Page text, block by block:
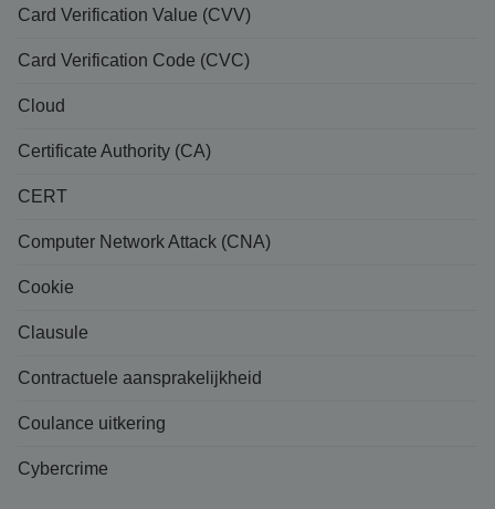
Card Verification Value (CVV)
Card Verification Code (CVC)
Cloud
Certificate Authority (CA)
CERT
Computer Network Attack (CNA)
Cookie
Clausule
Contractuele aansprakelijkheid
Coulance uitkering
Cybercrime